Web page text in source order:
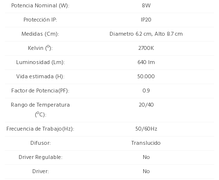
Potencia Nominal (W)
8W
Protección IP
IP20
Medidas (Cm)
Diametro 6.2 cm, Alto 8.7 cm
Kelvin (º)
2700K
Luminosidad (Lm)
640 lm
Vida estimada (H)
50.000
Factor de Potencia(PF)
0.9
Rango de Temperatura
(ºC)
20/40
Frecuencia de Trabajo(Hz)
50/60Hz
Difusor
Translucido
Driver Regulable
No
Driver
No